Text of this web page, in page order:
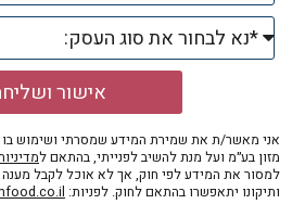
אישור
אני מאשר/ת את שמירת המידע שמסרתי ושימוש
מזון בע״מ ועל מנת להשיב לפנייתי, בהתאם ל
למסור את המידע לפי חוק, אך לא אוכל לקבל מענה
ותיקונו יתאפשרו בהתאם לחוק. לפניות: